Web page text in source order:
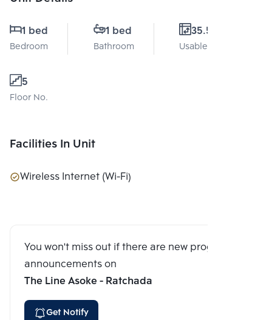
1 bed
Bedroom
1 bed
Bathroom
35.5 Sq.m.
Usable area
5
Floor No.
Facilities In Unit
Wireless Internet (Wi-Fi)
You won't miss out if there are new program
announcements on
The Line Asoke - Ratchada
Get Notify